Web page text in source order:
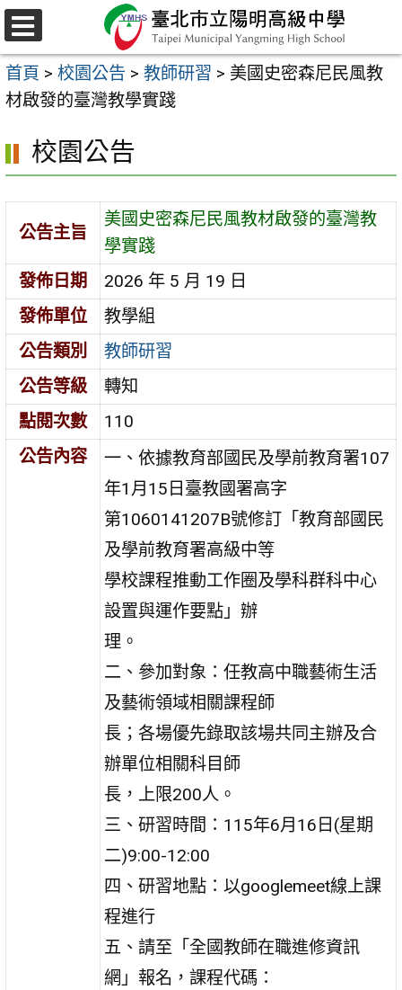
跳
至
主
要
容
區
選
單
首頁 > 校園公告 > 教師研習 > 美國史密森尼民風教
材啟發的臺灣教學實踐
校園公告
公告主旨
美國史密森尼民風教材啟發的臺灣教
學實踐
發佈日期
2026 年 5 月 19 日
發佈單位
教學組
公告類別
教師研習
公告等級
轉知
點閱次數
110
公告內容
一、依據教育部國民及學前教育署107
年1月15日臺教國署高字
第1060141207B號修訂「教育部國民
及學前教育署高級中等
學校課程推動工作圈及學科群科中心
設置與運作要點」辦
理。
二、參加對象：任教高中職藝術生活
及藝術領域相關課程師
長；各場優先錄取該場共同主辦及合
辦單位相關科目師
長，上限200人。
三、研習時間：115年6月16日(星期
二)9:00-12:00
四、研習地點：以googlemeet線上課
程進行
五、請至「全國教師在職進修資訊
網」報名，課程代碼：